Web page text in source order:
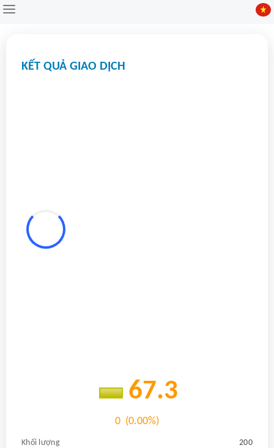
Tài chính
KẾT QUẢ GIAO DỊCH
67.3
0 (0.00%)
Khối lượng 200